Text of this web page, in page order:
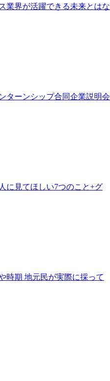
業界が活躍できる未来とはな
ターンシップ合同企業説明会
に見てほしい7つのこと+グ
時期 地元民が実際に採って